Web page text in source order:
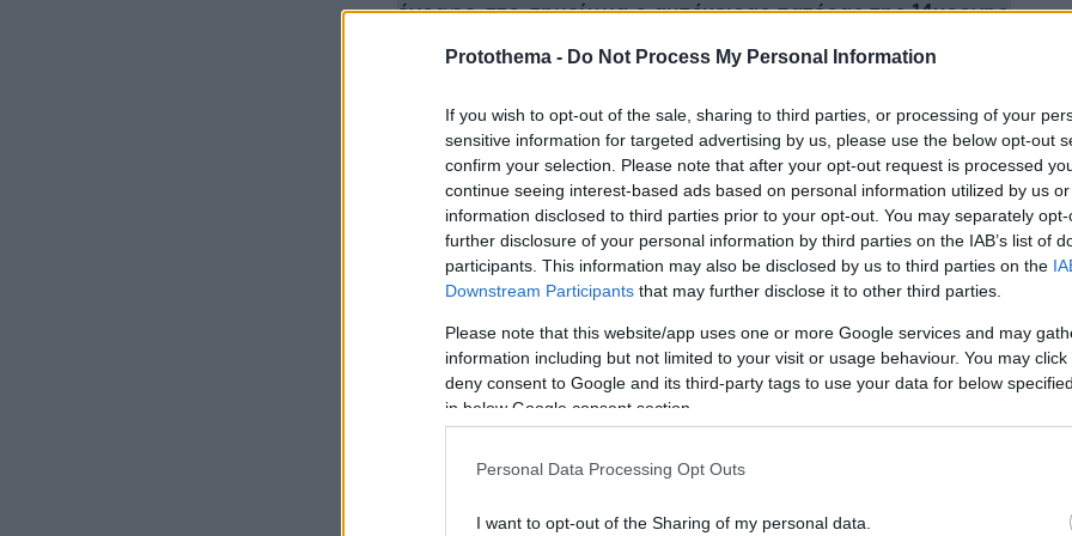
Protothema - Do Not Process My Personal Information
If you wish to opt-out of the sale, sharing to third parties, or processing of your
sensitive information for targeted advertising by us, please use the below opt-out
confirm your selection. Please note that after your opt-out request is processed
continue seeing interest-based ads based on personal information utilized by us
information disclosed to third parties prior to your opt-out. You may separately
further disclosure of your personal information by third parties on the IAB’s list of
participants. This information may also be disclosed by us to third parties on the
Downstream Participants that may further disclose it to other third parties.
Please note that this website/app uses one or more Google services and may
information including but not limited to your visit or usage behaviour. You may
deny consent to Google and its third-party tags to use your data for below
in below Google consent section.
Personal Data Processing Opt Outs
I want to opt-out of the Sharing of my personal data.
έγραφε στο σημείωμα ο αυτόχειρας πατέρας της 14χρονης
Θα μιλήσω στη Δικαιοσύνη και σε όσους έδωσαν έστω 1 ευρώ: Ο
Πολυχρονόπουλος εμφανίστηκε με μπλούζα «ασταδιάλα»
Πέθανε ο εμβληματικός τροχονόμος της «Αγίας Βαρβάρας»
Νίκος Κωτσάκης
Ακολουθήστε τοprotothema.gr στο Google Newsκαι μάθετε πρώτοι